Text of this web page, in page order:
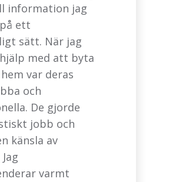
information jag
ett
sätt. När jag
med att byta
var deras
och
De gjorde
jobb och
känsla av
varmt